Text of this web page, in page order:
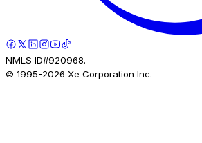
NMLS ID#920968.
© 1995-2026 Xe Corporation Inc.